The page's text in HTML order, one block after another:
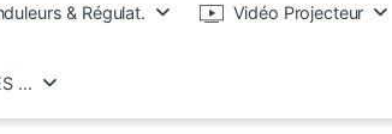
& Régulat. Vidéo Projecteur
…